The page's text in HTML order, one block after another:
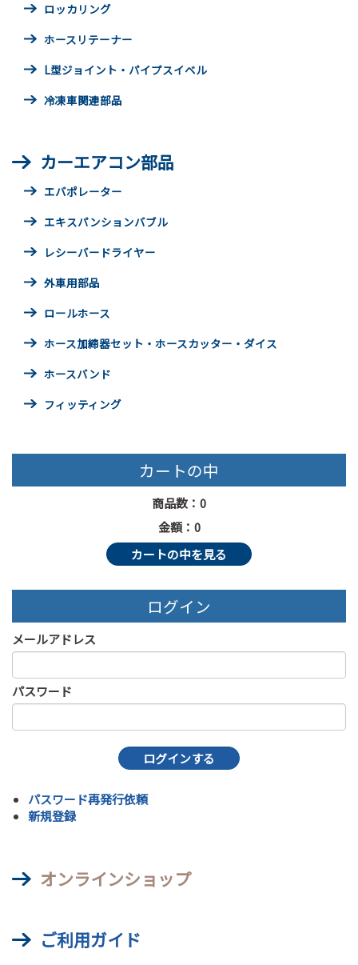
ロッカリング
ホースリテーナー
L型ジョイント・パイプスイベル
冷凍車関連部品
カーエアコン部品
エバポレーター
エキスパンションバブル
レシーバードライヤー
外車用部品
ロールホース
ホース加締器セット・ホースカッター・ダイス
ホースバンド
フィッティング
カートの中
商品数：0
金額：0
カートの中を見る
ログイン
メールアドレス
パスワード
パスワード再発行依頼
新規登録
オンラインショップ
ご利用ガイド